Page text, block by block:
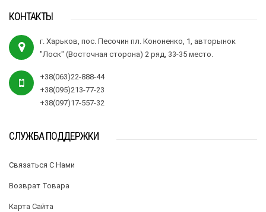
КОНТАКТЫ
г. Харьков, пос. Песочин пл. Кононенко, 1, авторынок
"Лоск" (Восточная сторона) 2 ряд, 33-35 место.
+38(063)22-888-44
+38(095)213-77-23
+38(097)17-557-32
СЛУЖБА ПОДДЕРЖКИ
Связаться С Нами
Возврат Товара
Карта Сайта